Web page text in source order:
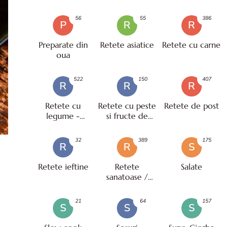
P
Preparate din
oua
56
R
Retete asiatice
55
R
Retete cu carne
386
R
Retete cu
legume -
522
R
Retete cu peste
si fructe de
150
R
Retete de post
407
R
Retete ieftine
32
R
Retete
sanatoase /
389
S
Salate
175
S
21
S
64
S
157